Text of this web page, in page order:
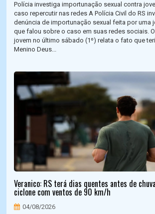
Polícia investiga importunação sexual contra
caso repercutir nas redes A Polícia Civil do RS
denúncia de importunação sexual feita por uma
que falou sobre o caso em suas redes sociais.
jovem no último sábado (1º) relata o fato que
Menino Deus...
Veranico: RS terá dias quentes antes de
ciclone com ventos de 90 km/h
04/08/2026